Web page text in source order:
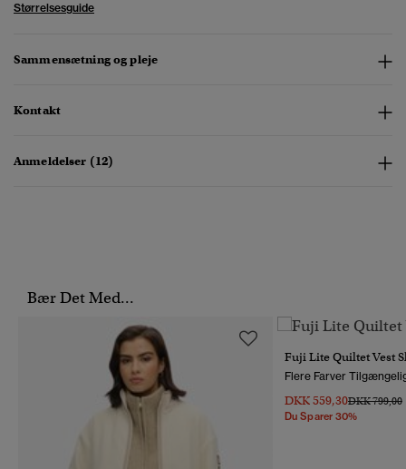
Størrelsesguide
Sammensætning og pleje
Kontakt
Anmeldelser (12)
Bær Det Med...
Fuji Lite Quiltet Vest
Flere Farver
DKK 559,30Pris Nedsat
DKK 799,00
Du Sparer 30%